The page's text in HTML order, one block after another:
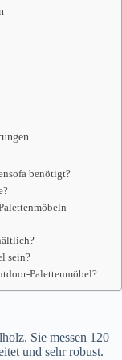
benötigt?
sein?
Palettenmöbel?
Sie messen 120
und sehr robust.